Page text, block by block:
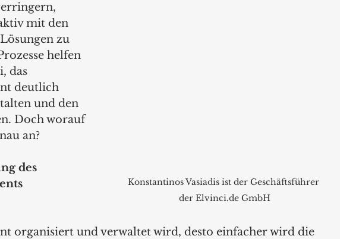
Konstantinos Vasiadis ist der Geschäftsführer
der Elvinci.de GmbH
mit den
zu
helfen
das
deutlich
und den
Doch worauf
an?
des
organisiert und verwaltet wird, desto einfacher wird die